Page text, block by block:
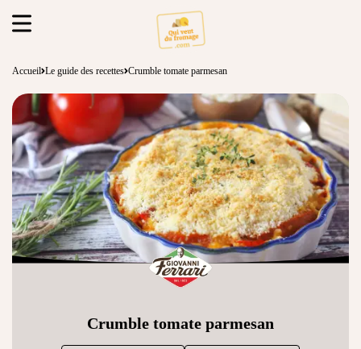
Accueil Le guide des recettes Crumble tomate parmesan
Crumble tomate parmesan